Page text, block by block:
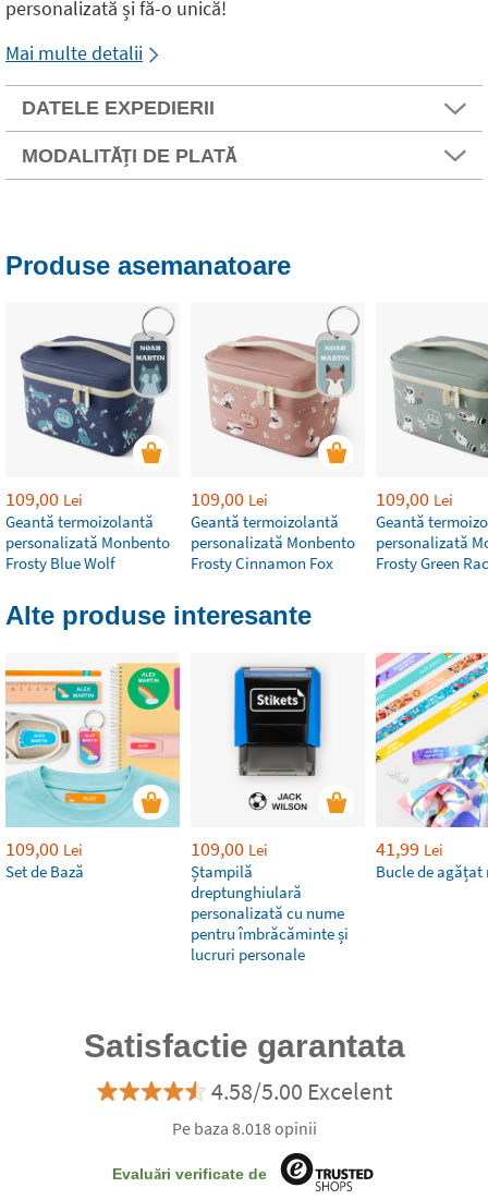
personalizată și fă-o unică!
Mai multe detalii
DATELE EXPEDIERII
MODALITĂȚI DE PLATĂ
Produse asemanatoare
109,00 Lei
Geantă termoizolantă
personalizată Monbento
Frosty Blue Wolf
109,00 Lei
Geantă termoizolantă
personalizată Monbento
Frosty Cinnamon Fox
109,00 Lei
Geantă
personalizată
Frosty Green
Alte produse interesante
109,00 Lei
Set de Bază
109,00 Lei
Ștampilă
dreptunghiulară
personalizată cu nume
pentru îmbrăcăminte și
lucruri personale
41,99 Lei
Bucle de agățat
Satisfactie garantata
4.58/5.00 Excelent
Pe baza 8.018 opinii
Evaluări verificate de